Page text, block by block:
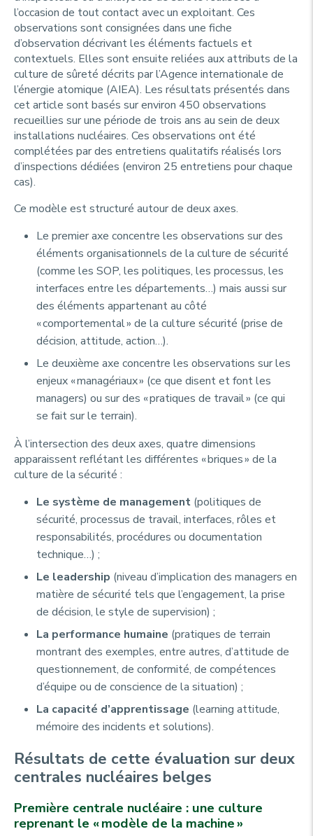
l’occasion de tout contact avec un exploitant. Ces
observations sont consignées dans une fiche
d’observation décrivant les éléments factuels et
contextuels. Elles sont ensuite reliées aux attributs de la
culture de sûreté décrits par l’Agence internationale de
l’énergie atomique (AIEA). Les résultats présentés dans
cet article sont basés sur environ 450 observations
recueillies sur une période de trois ans au sein de deux
installations nucléaires. Ces observations ont été
complétées par des entretiens qualitatifs réalisés lors
d’inspections dédiées (environ 25 entretiens pour chaque
cas).
Ce modèle est structuré autour de deux axes.
Le premier axe concentre les observations sur des
éléments organisationnels de la culture de sécurité
(comme les SOP, les politiques, les processus, les
interfaces entre les départements…) mais aussi sur
des éléments appartenant au côté
« comportemental » de la culture sécurité (prise de
décision, attitude, action…).
Le deuxième axe concentre les observations sur les
enjeux « managériaux » (ce que disent et font les
managers) ou sur des « pratiques de travail » (ce qui
se fait sur le terrain).
À l’intersection des deux axes, quatre dimensions
apparaissent reflétant les différentes « briques » de la
culture de la sécurité :
Le système de management (politiques de
sécurité, processus de travail, interfaces, rôles et
responsabilités, procédures ou documentation
technique…) ;
Le leadership (niveau d’implication des managers en
matière de sécurité tels que l’engagement, la prise
de décision, le style de supervision) ;
La performance humaine (pratiques de terrain
montrant des exemples, entre autres, d’attitude de
questionnement, de conformité, de compétences
d’équipe ou de conscience de la situation) ;
La capacité d’apprentissage (learning attitude,
mémoire des incidents et solutions).
Résultats de cette évaluation sur deux
centrales nucléaires belges
Première centrale nucléaire : une culture
reprenant le « modèle de la machine »